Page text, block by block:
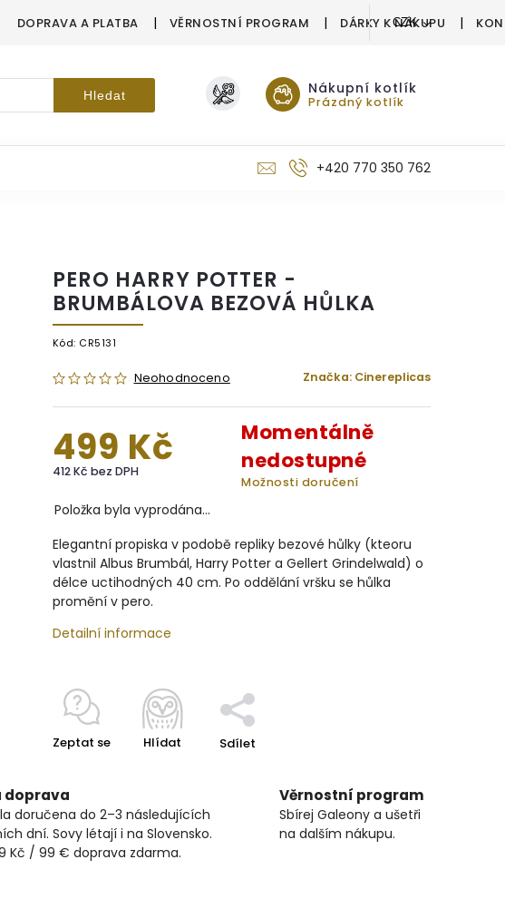
DOPRAVA A PLATBA VĚRNOSTNÍ PROGRAM DÁRKY K NÁKUPU
CZK
Hledat Nákupní kotlík
Prázdný kotlík
+420 770 350 762
PERO HARRY POTTER -
BRUMBÁLOVA BEZOVÁ HŮLKA
Kód: CR5131
Neohodnoceno Značka: Cinereplicas
499 Kč
412 Kč bez DPH
Momentálně
nedostupné
Možnosti doručení
Položka byla vyprodána…
Elegantní propiska v podobě repliky bezové hůlky (kteoru
vlastnil Albus Brumbál, Harry Potter a Gellert Grindelwald) o
délce uctihodných 40 cm. Po oddělání vršku se hůlka
promění v pero.
Detailní informace
Zeptat se Hlídat Sdílet
doprava
doručena do 2–3 následujících
dní. Sovy létají i na Slovensko.
Kč / 99 € doprava zdarma.
Věrnostní program
Sbírej Galeony a ušetři
na dalším nákupu.